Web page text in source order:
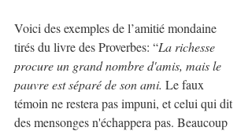
Voici des exemples de l’amitié mondaine
tirés du livre des Proverbes: “La richesse
procure un grand nombre d'amis, mais le
pauvre est séparé de son ami. Le faux
témoin ne restera pas impuni, et celui qui dit
des mensonges n'échappera pas. Beaucoup